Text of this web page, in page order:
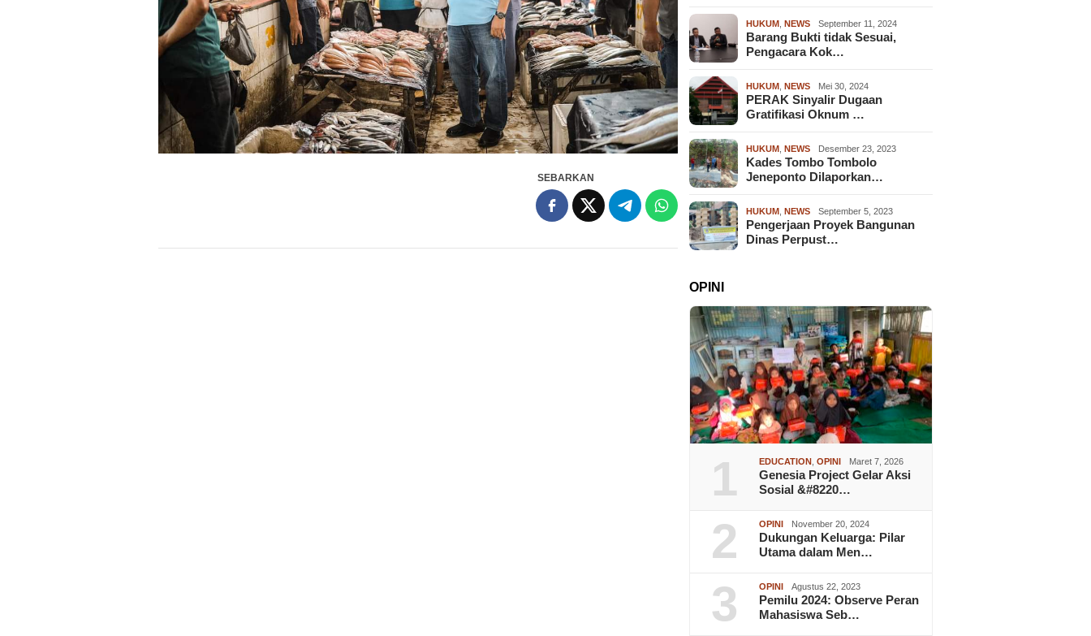
SEBARKAN
HUKUM ,NEWS September 11, 2024
Barang Bukti tidak Sesuai,
Pengacara Kok…
HUKUM ,NEWS Mei 30, 2024
PERAK Sinyalir Dugaan
Gratifikasi Oknum …
HUKUM ,NEWS Desember 23, 2023
Kades Tombo Tombolo
Jeneponto Dilaporkan…
HUKUM ,NEWS September 5, 2023
Pengerjaan Proyek Bangunan
Dinas Perpust…
OPINI
1 EDUCATION ,OPINI Maret 7, 2026
Genesia Project Gelar Aksi
Sosial &#8220…
2 OPINI November 20, 2024
Dukungan Keluarga: Pilar
Utama dalam Men…
3 OPINI Agustus 22, 2023
Pemilu 2024: Observe Peran
Mahasiswa Seb…